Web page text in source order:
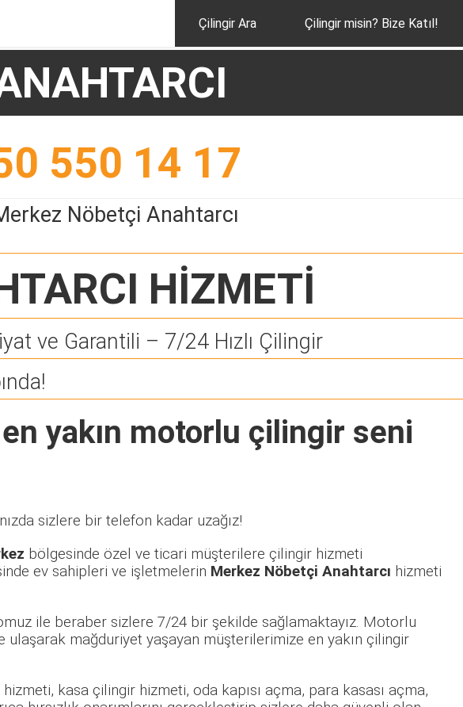
Çilingir Ara Çilingir misin? Bize Katıl!
550 14 17
Nöbetçi Anahtarcı
HİZMETİ
ve Garantili – 7/24 Hızlı Çilingir
yakın motorlu çilingir seni
sizlere bir telefon kadar uzağız!
bölgesinde özel ve ticari müşterilere çilingir hizmeti
ev sahipleri ve işletmelerin Merkez Nöbetçi Anahtarcı hizmeti
ile beraber sizlere 7/24 bir şekilde sağlamaktayız. Motorlu
ulaşarak mağduriyet yaşayan müşterilerimize en yakın çilingir
kasa çilingir hizmeti, oda kapısı açma, para kasası açma,